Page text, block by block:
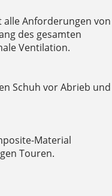
Anforderungen von
des gesamten
Ventilation.
Schuh vor Abrieb und
Material
Touren.